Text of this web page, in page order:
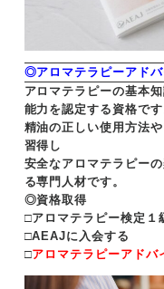
◎アロマテラピーアド
アロマテラピーの基本
能力を認定する資格です
精油の正しい使用方法
習得し
安全なアロマテラピー
る専門人材です。
◎資格取得
□アロマテラピー検定１
□AEAJに入会する
□アロマテラピーアドバ